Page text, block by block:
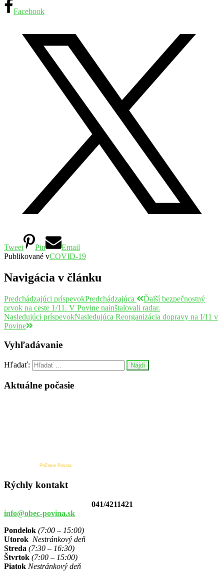
Facebook
Tweet Pin
Email
Publikované vCOVID-19
Navigácia v článku
Predchádzajúci príspevokPredchádzajúca
Ďalší bezpečnostný
prvok na ceste 1/11. V Povine nainštalovali radar.
Nasledujúci príspevokNasledujúca Reorganizácia dopravy na I/11 v
Povine
Vyhľadávanie
Hľadať:
Aktuálne počasie
Počasie Povina
Rýchly kontakt
041/4211421
info@obec-povina.sk
Pondelok (7:00 – 15:00)
Utorok Nestránkový deň
Streda (7:30 – 16:30)
Štvrtok (7:00 – 15:00)
Piatok Nestránkový deň